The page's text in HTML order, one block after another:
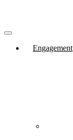
Engagement